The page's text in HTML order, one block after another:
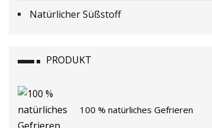
Natürlicher Süßstoff
PRODUKT
100 % natürliches Gefrieren